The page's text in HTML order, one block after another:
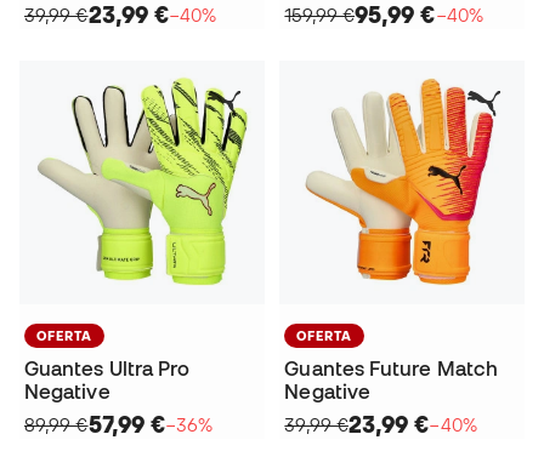
39,99 €23,99 €−40%
159,99 €95,99 €−40%
OFERTA
Guantes Ultra Pro
Negative
89,99 €57,99 €−36%
OFERTA
Guantes Future Match
Negative
39,99 €23,99 €−40%